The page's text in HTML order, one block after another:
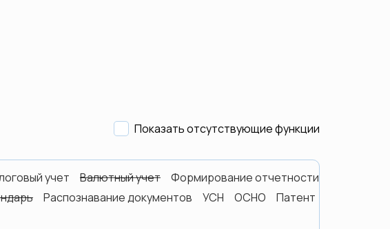
Показать отсутствующие функции
учет Валютный учет
Формирование отчетности
Распознавание документов УСН ОСНО
Патент